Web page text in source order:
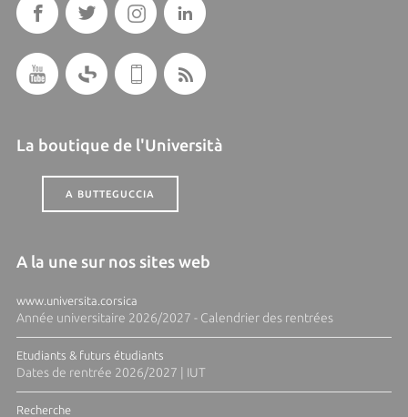
La boutique de l'Università
A BUTTEGUCCIA
A la une sur nos sites web
www.universita.corsica
Année universitaire 2026/2027 - Calendrier des rentrées
Etudiants & futurs étudiants
Dates de rentrée 2026/2027 | IUT
Recherche